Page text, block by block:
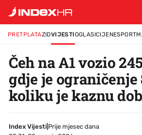
PRETPLATAZIDVIJESTIOGLASICIJENESPORT
Čeh na A1 vozio
gdje je ograničenje
koliku je kaznu
Index Vijesti
Prije mjesec dana